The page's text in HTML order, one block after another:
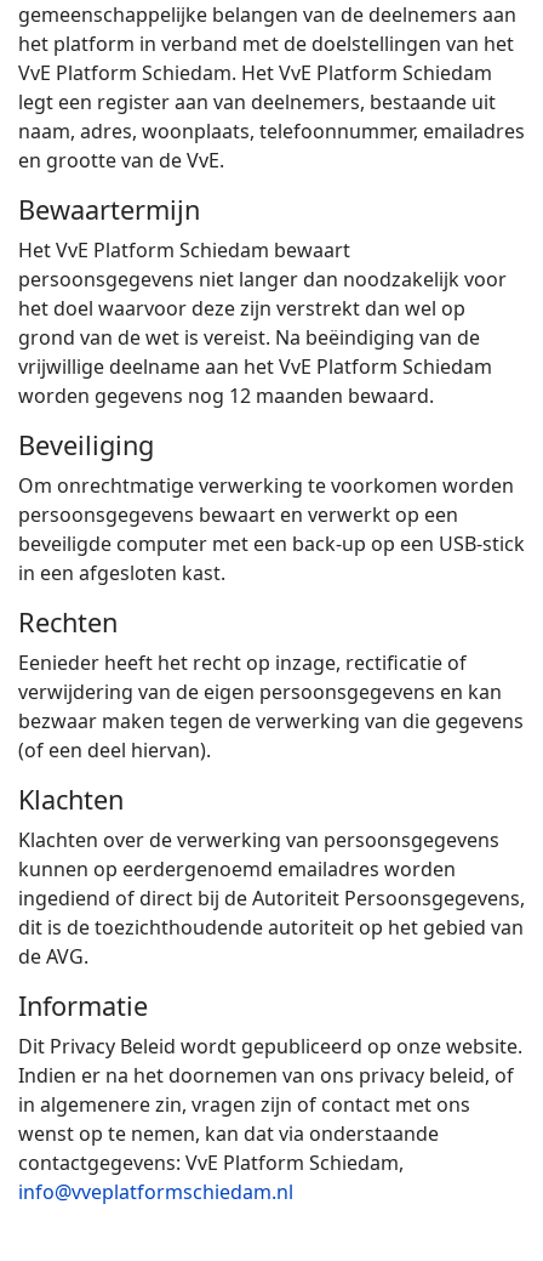
gemeenschappelijke belangen van de deelnemers aan
het platform in verband met de doelstellingen van het
VvE Platform Schiedam. Het VvE Platform Schiedam
legt een register aan van deelnemers, bestaande uit
naam, adres, woonplaats, telefoonnummer, emailadres
en grootte van de VvE.
Bewaartermijn
Het VvE Platform Schiedam bewaart
persoonsgegevens niet langer dan noodzakelijk voor
het doel waarvoor deze zijn verstrekt dan wel op
grond van de wet is vereist. Na beëindiging van de
vrijwillige deelname aan het VvE Platform Schiedam
worden gegevens nog 12 maanden bewaard.
Beveiliging
Om onrechtmatige verwerking te voorkomen worden
persoonsgegevens bewaart en verwerkt op een
beveiligde computer met een back-up op een USB-stick
in een afgesloten kast.
Rechten
Eenieder heeft het recht op inzage, rectificatie of
verwijdering van de eigen persoonsgegevens en kan
bezwaar maken tegen de verwerking van die gegevens
(of een deel hiervan).
Klachten
Klachten over de verwerking van persoonsgegevens
kunnen op eerdergenoemd emailadres worden
ingediend of direct bij de Autoriteit Persoonsgegevens,
dit is de toezichthoudende autoriteit op het gebied van
de AVG.
Informatie
Dit Privacy Beleid wordt gepubliceerd op onze website.
Indien er na het doornemen van ons privacy beleid, of
in algemenere zin, vragen zijn of contact met ons
wenst op te nemen, kan dat via onderstaande
contactgegevens: VvE Platform Schiedam,
info@vveplatformschiedam.nl